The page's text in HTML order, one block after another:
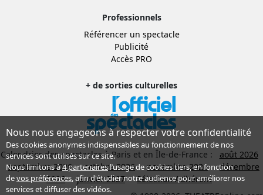
Professionnels
Référencer un spectacle
Publicité
Accès PRO
+ de sorties culturelles
Calendrier des spectacles à Paris et en Île-de-France :
août 2026
septembre 2026
octobre 2026 novembre 2026
décembre
2026
janvier 2027
Sélection Adhérent
Nous nous engageons à respecter votre confidentialité
Des cookies anonymes indispensables au fonctionnement de nos
services sont utilisés sur ce site.
Nous limitons à4 partenairesl’usage de cookies tiers, en fonction
devos préférences, afin d'étudier notre audience pour améliorer nos
services et diffuser des vidéos.